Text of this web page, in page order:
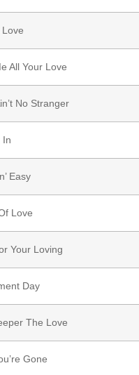
All Your Love
No Stranger
In
Easy
Love
Your Loving
Day
The Love
Gone